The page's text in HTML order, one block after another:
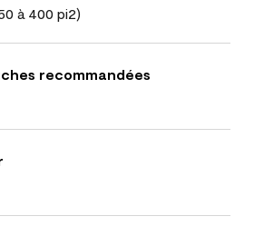
à 400 pi2)
recommandées